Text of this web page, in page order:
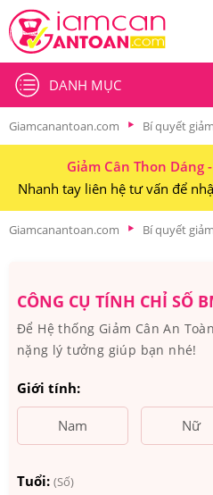
DANH MỤC
Giamcanantoan.com Bí quyết
Giảm Cân Thon Dáng
Nhanh tay liên hệ tư vấn để
Giamcanantoan.com Bí quyết
CÔNG CỤ TÍNH CHỈ SỐ
Để Hệ thống Giảm Cân An
nặng lý tưởng giúp bạn nhé!
Giới tính:
Nam Nữ
Tuổi: (Số)